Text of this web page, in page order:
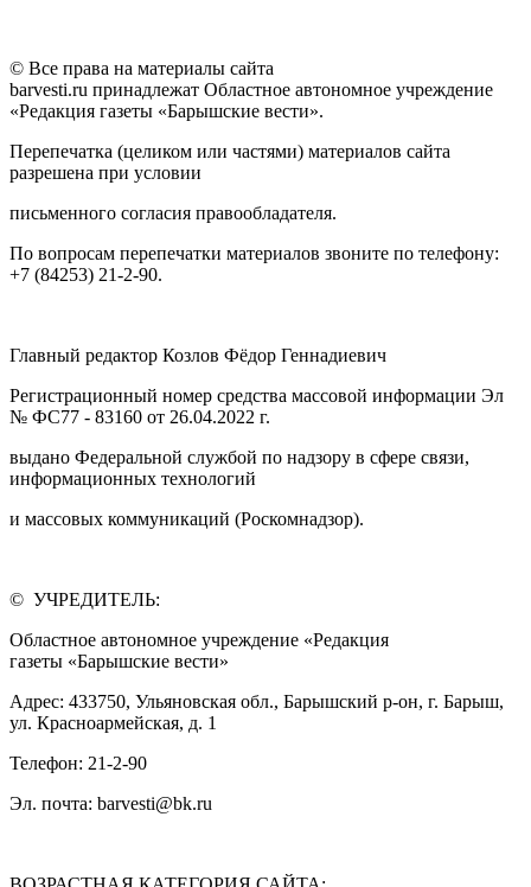
© Все права на материалы сайта
barvesti.ru принадлежат Областное автономное учреждение
«Редакция газеты «Барышские вести».
Перепечатка (целиком или частями) материалов сайта
разрешена при условии
письменного согласия правообладателя.
По вопросам перепечатки материалов звоните по телефону:
+7 (84253) 21-2-90.
Главный редактор Козлов Фёдор Геннадиевич
Регистрационный номер средства массовой информации Эл
№ ФС77 - 83160 от 26.04.2022 г.
выдано Федеральной службой по надзору в сфере связи,
информационных технологий
и массовых коммуникаций (Роскомнадзор).
© УЧРЕДИТЕЛЬ:
Областное автономное учреждение «Редакция
газеты «Барышские вести»
Адрес: 433750, Ульяновская обл., Барышский р-он, г. Барыш,
ул. Красноармейская, д. 1
Телефон: 21-2-90
Эл. почта: barvesti@bk.ru